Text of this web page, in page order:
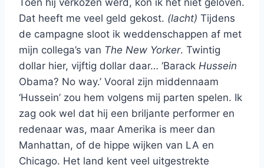
Toen hij verkozen werd, kon ik het niet geloven.
Dat heeft me veel geld gekost. (lacht) Tijdens
de campagne sloot ik weddenschappen af met
mijn collega’s van The New Yorker. Twintig
dollar hier, vijftig dollar daar… ‘Barack Hussein
Obama? No way.’ Vooral zijn middennaam
‘Hussein’ zou hem volgens mij parten spelen. Ik
zag ook wel dat hij een briljante performer en
redenaar was, maar Amerika is meer dan
Manhattan, of de hippe wijken van LA en
Chicago. Het land kent veel uitgestrekte